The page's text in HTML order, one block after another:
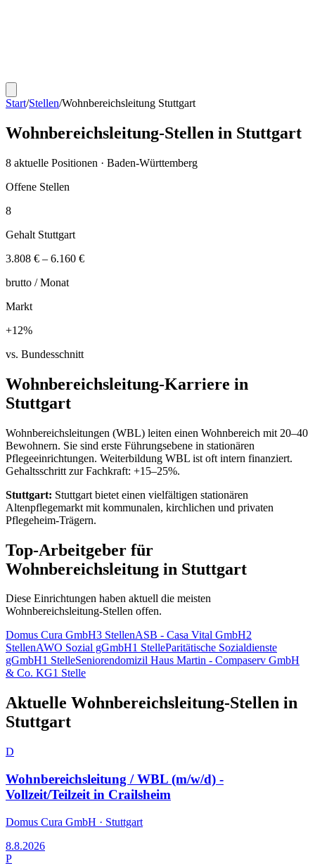
Start/Stellen/Wohnbereichsleitung Stuttgart
Wohnbereichsleitung-Stellen in Stuttgart
8 aktuelle Positionen · Baden-Württemberg
Offene Stellen
8
Gehalt Stuttgart
3.808 € – 6.160 €
brutto /Monat
Markt
+12%
vs. Bundesschnitt
Wohnbereichsleitung-Karriere in
Stuttgart
Wohnbereichsleitungen (WBL) leiten einen Wohnbereich mit 20–40
Bewohnern. Sie sind erste Führungsebene in stationären
Pflegeeinrichtungen. Weiterbildung WBL ist oft intern finanziert.
Gehaltsschritt zur Fachkraft: +15–25%.
Stuttgart: Stuttgart bietet einen vielfältigen stationären
Altenpflegemarkt mit kommunalen, kirchlichen und privaten
Pflegeheim-Trägern.
Top-Arbeitgeber für
Wohnbereichsleitung in Stuttgart
Diese Einrichtungen haben aktuell die meisten
Wohnbereichsleitung-Stellen offen.
Domus Cura GmbH3 StellenASB - Casa Vital GmbH2
StellenAWO Sozial gGmbH1 StelleParitätische Sozialdienste
gGmbH1 StelleSeniorendomizil Haus Martin - Compaserv GmbH
& Co. KG1 Stelle
Aktuelle Wohnbereichsleitung-Stellen in
Stuttgart
D
Wohnbereichsleitung / WBL (m/w/d) -
Vollzeit/Teilzeit in Crailsheim
Domus Cura GmbH · Stuttgart
8.8.2026
P